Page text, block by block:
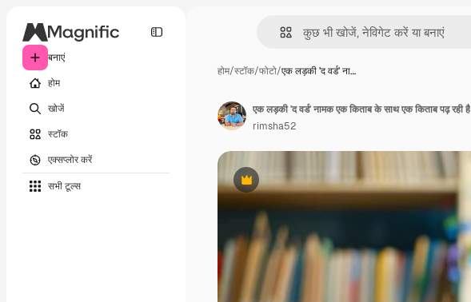
बनाएं
होम
खोजें
स्टॉक
एक्सप्लोर करें
सभी टूल्‍स
होम/स्टॉक/फोटो/एक लड़की 'द वर्ड' ना…
Premium
एक लड़की 'द वर्ड' नामक एक किताब के साथ एक किताब पढ़ रही है
rimsha52